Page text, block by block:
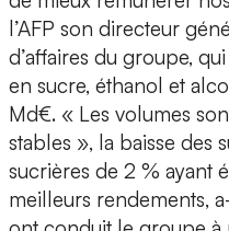
l’AFP son directeur
d’affaires du groupe,
en sucre, éthanol et
Md€. « Les volumes
stables », la baisse des
sucrières de 2 % ayant
meilleurs rendements,